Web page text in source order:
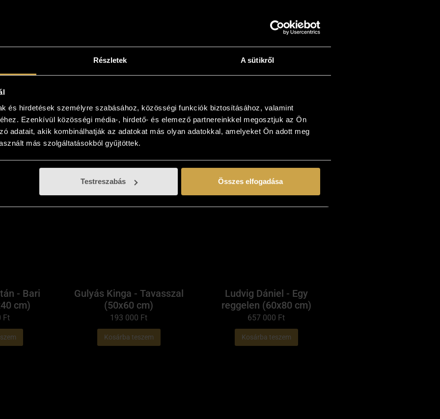
Részletek A sütikről
és hirdetések személyre szabásához, közösségi funkciók biztosításához, valamint
Ezenkívül közösségi média-, hirdető- és elemező partnereinkkel megosztjuk az Ön
adatait, akik kombinálhatják az adatokat más olyan adatokkal, amelyeket Ön adott meg
más szolgáltatásokból gyűjtöttek.
Testreszabás Összes elfogadása
(40x30 cm)
64 000
Kosárba teszem
Lombok alatt (20x19 cm)
293 000
- Bari
cm)
Ft
Gulyás Kinga - Tavasszal
(50x60 cm)
193 000 Ft
Kosárba teszem
Ludvig Dániel - Egy
reggelen (60x80 cm)
657 000 Ft
Kosárba teszem